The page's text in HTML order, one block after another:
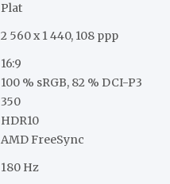
Plat
2 560 x 1 440, 108 ppp
16:9
100 % sRGB, 82 % DCI-P3
350
HDR10
AMD FreeSync
180 Hz